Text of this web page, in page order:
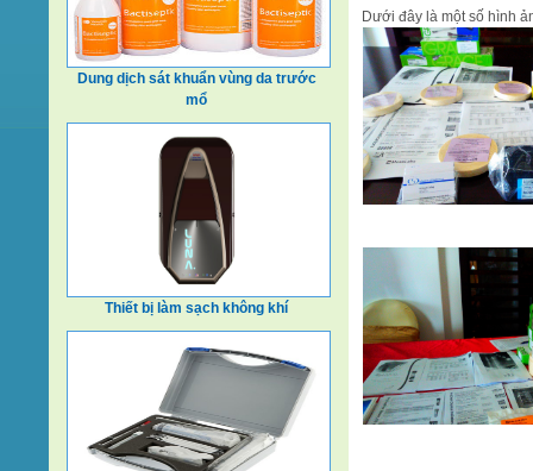
Dung dịch sát khuẩn vùng da trước
mổ
Thiết bị làm sạch không khí
Dưới đây là một số hình